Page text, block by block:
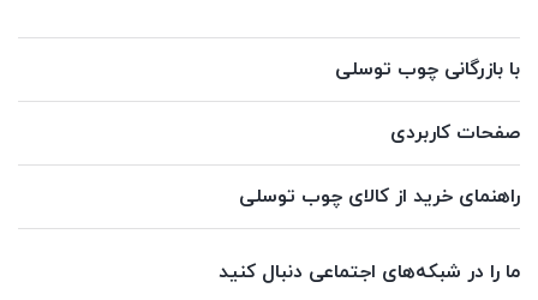
با بازرگانی چوب توسلی
صفحات کاربردی
راهنمای خرید از کالای چوب توسلی
ما را در شبکه‌های اجتماعی دنبال کنید